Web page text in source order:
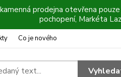
prodejna otevřena
pochopení, Markéta
Co je nového